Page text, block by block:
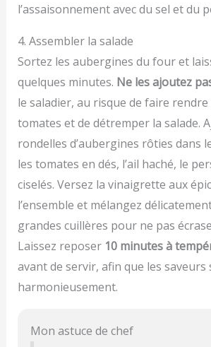
l’assaisonnement avec du sel et du
4. Assembler la salade
Sortez les aubergines du four et
quelques minutes. Ne les ajoutez
le saladier, au risque de faire rendre
tomates et de détremper la salade.
rondelles d’aubergines rôties dans
les tomates en dés, l’ail haché, le
ciselés. Versez la vinaigrette aux
l’ensemble et mélangez
grandes cuillères pour ne pas
Laissez reposer 10 minutes à
avant de servir, afin que les saveurs
harmonieusement.
Mon astuce de chef